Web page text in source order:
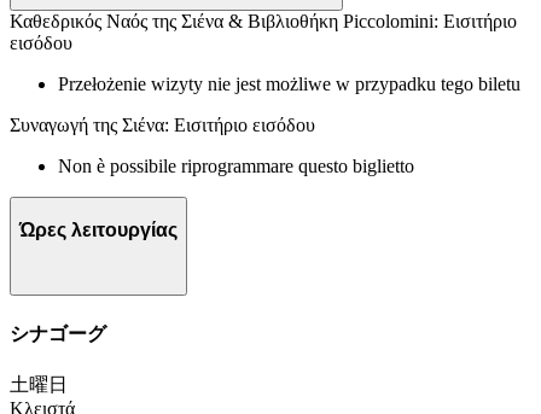
Καθεδρικός Ναός της Σιένα & Βιβλιοθήκη Piccolomini: Εισιτήριο
εισόδου
Przełożenie wizyty nie jest możliwe w przypadku tego biletu
Συναγωγή της Σιένα: Εισιτήριο εισόδου
Non è possibile riprogrammare questo biglietto
Ώρες λειτουργίας
シナゴーグ
土曜日
Κλειστά